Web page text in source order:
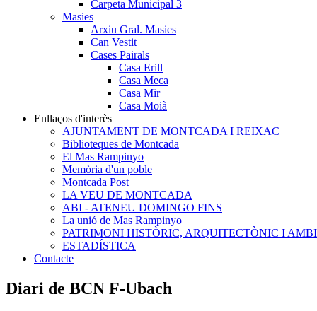
Carpeta Municipal 3
Masies
Arxiu Gral. Masies
Can Vestit
Cases Pairals
Casa Erill
Casa Meca
Casa Mir
Casa Moià
Enllaços d'interès
AJUNTAMENT DE MONTCADA I REIXAC
Biblioteques de Montcada
El Mas Rampinyo
Memòria d'un poble
Montcada Post
LA VEU DE MONTCADA
ABI - ATENEU DOMINGO FINS
La unió de Mas Rampinyo
PATRIMONI HISTÒRIC, ARQUITECTÒNIC I
ESTADÍSTICA
Contacte
Diari de BCN F-Ubach